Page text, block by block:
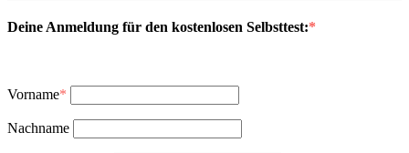
Deine Anmeldung für den kostenlosen Selbsttest:*
Vorname*
Nachname